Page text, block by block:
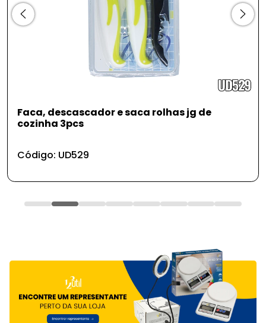
Faca, descascador e saca rolhas jg de
cozinha 3pcs
Código: UD529